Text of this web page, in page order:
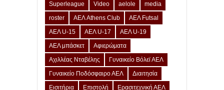
Superleague
Video aelole
media
roster
ΑΕΛ Athens Club
ΑΕΛ Futsal
ΑΕΛ U-15
ΑΕΛ U-17
ΑΕΛ U-19
ΑΕΛ μπάσκετ
Αφιερώματα
Αχιλλέας Νταβέλης
Γυναικείο Βόλεϊ ΑΕΛ
Γυναικείο Ποδόσφαιρο ΑΕΛ
Διαιτησία
Εισιτήρια
Επιστολή Ερασιτεχνική ΑΕΛ